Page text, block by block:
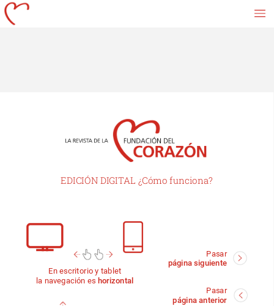
EDICIÓNDIGITAL ¿Cómo funciona?
Pasar
página siguiente
Pasar
página anterior
En escritorio y tablet
la navegación es horizontal